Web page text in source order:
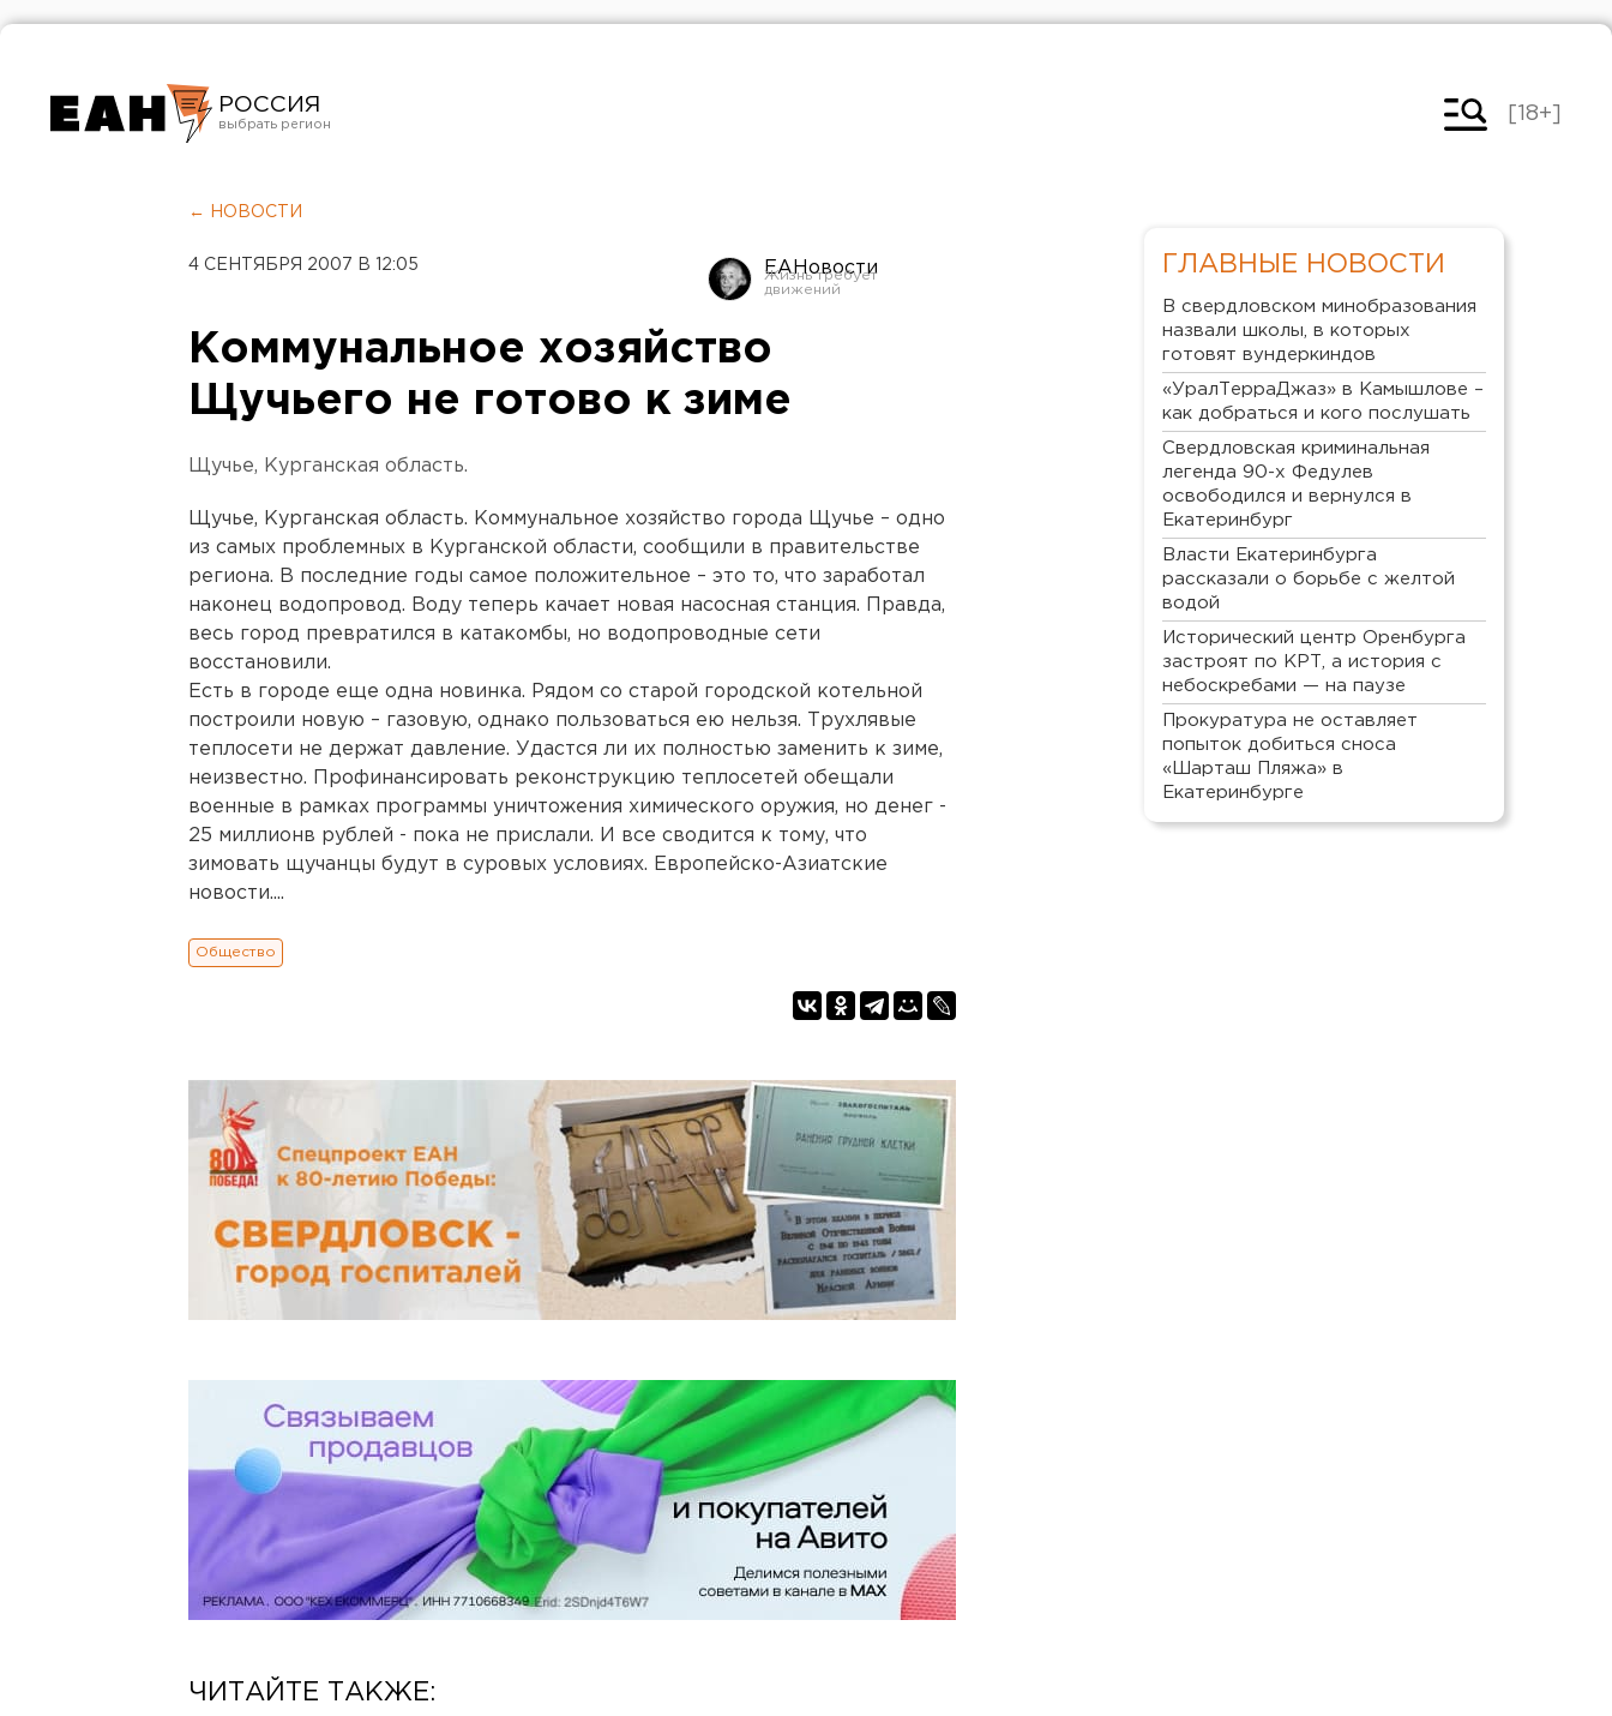
РОССИЯ
Челябинск
[18+]
← НОВОСТИ
4 СЕНТЯБРЯ 2007 В 12:05 ЕАНовости
Коммунальное хозяйство
Щучьего не готово к зиме
Щучье, Курганская область.
Щучье, Курганская область. Коммунальное хозяйство города Щучье – одно
из самых проблемных в Курганской области, сообщили в правительстве
региона. В последние годы самое положительное – это то, что заработал
наконец водопровод. Воду теперь качает новая насосная станция. Правда,
весь город превратился в катакомбы, но водопроводные сети
восстановили.
Есть в городе еще одна новинка. Рядом со старой городской котельной
построили новую – газовую, однако пользоваться ею нельзя. Трухлявые
теплосети не держат давление. Удастся ли их полностью заменить к зиме,
неизвестно. Профинансировать реконструкцию теплосетей обещали
военные в рамках программы уничтожения химического оружия, но денег -
25 миллионв рублей - пока не прислали. И все сводится к тому, что
зимовать щучанцы будут в суровых условиях. Европейско-Азиатские
новости....
Общество
ЧИТАЙТЕ ТАКЖЕ:
ГЛАВНЫЕ НОВОСТИ
В свердловском минобразования
назвали школы, в которых
готовят вундеркиндов
«УралТерраДжаз» в Камышлове –
как добраться и кого послушать
Свердловская криминальная
легенда 90-х Федулев
освободился и вернулся в
Екатеринбург
Власти Екатеринбурга
рассказали о борьбе с желтой
водой
Исторический центр Оренбурга
застроят по КРТ, а история с
небоскребами — на паузе
Прокуратура не оставляет
попыток добиться сноса
«Шарташ Пляжа» в
Екатеринбурге